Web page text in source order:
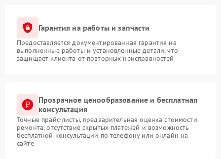
Гарантия на работы и запчасти
Предоставляется документированная гарантия на
выполненные работы и установленные детали, что
защищает клиента от повторных неисправностей
Прозрачное ценообразование и бесплатная
консультация
Точные прайс-листы, предварительная оценка стоимости
ремонта, отсутствие скрытых платежей и возможность
бесплатной консультации по телефону или онлайн на
сайте